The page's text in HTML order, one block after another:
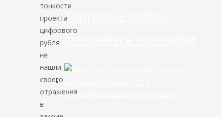
тонкости
проекта
цифрового
рубля
не
нашли
своего
отражения
в
Торговые войны
становятся горячими
Экономика современной России